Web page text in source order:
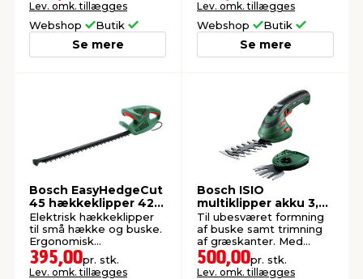
Lev. omk. tillægges
Webshop Butik
Se mere
Lev. omk. tillægges
Webshop Butik
Se mere
Bosch EasyHedgeCut
45 hækkeklipper 420
W
Elektrisk hækkeklipper
til små hække og buske.
Ergonomisk
letvægtsdesign.
Sværdlængde: 45 cm.
395,00pr. stk.
Lev. omk. tillægges
Bosch ISIO
multiklipper akku 3,6
V
Til ubesværet formning
af buske samt trimning
af græskanter. Med
indbygget batteri.
500,00pr. stk.
Lev. omk. tillægges